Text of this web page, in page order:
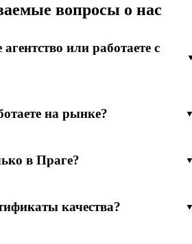
вопросы о нас
или работаете с
на рынке?
в Праге?
качества?